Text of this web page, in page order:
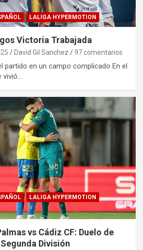
LALIGA HYPERMOTION
Victoria Trabajada
David Gil Sanchez 97 comentarios
partido en un campo complicado En el
vivió…
LALIGA HYPERMOTION
vs Cádiz CF: Duelo de
División